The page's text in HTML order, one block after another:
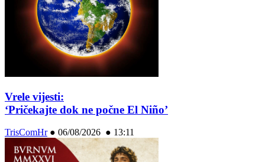
Vrele vijesti:
‘Pričekajte dok ne počne El Niño’
TrisComHr● 06/08/2026 ● 13:11